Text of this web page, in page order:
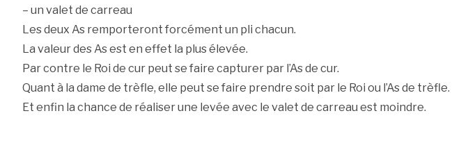
– un valet de carreau
Les deux As remporteront forcément un pli chacun.
La valeur des As est en effet la plus élevée.
Par contre le Roi de cur peut se faire capturer par l’As de cur.
Quant à la dame de trèfle, elle peut se faire prendre soit par le Roi ou l’As de trèfle.
Et enfin la chance de réaliser une levée avec le valet de carreau est moindre.